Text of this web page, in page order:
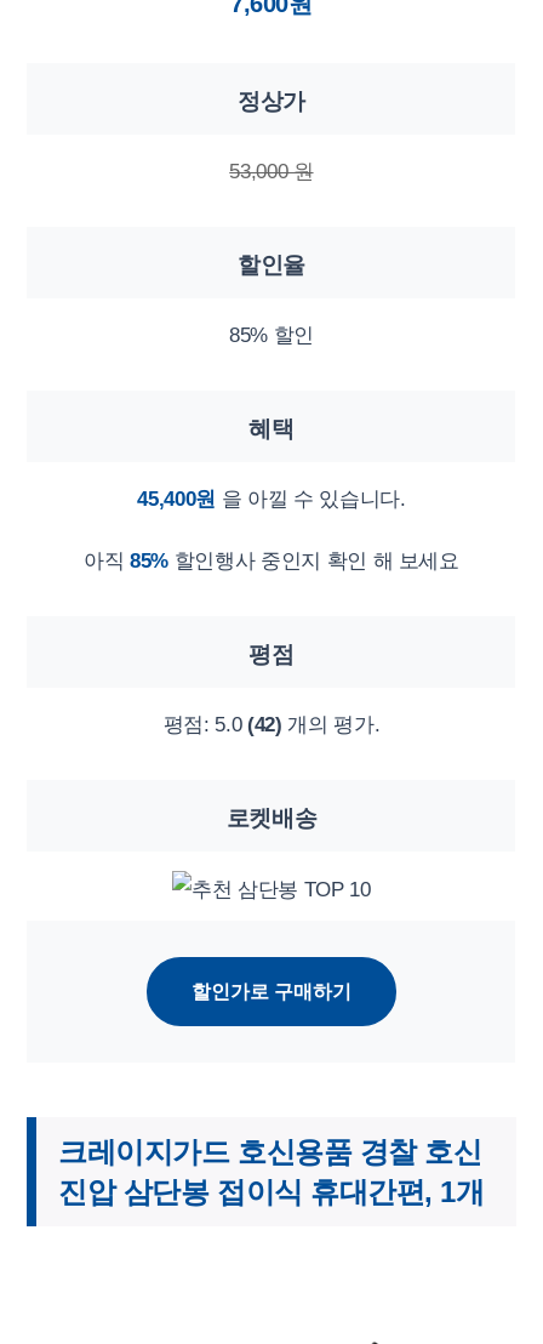
정상가
53,000 원
할인율
85% 할인
혜택
45,400원 을 아낄 수 있습니다.
아직 85%할인행사 중인지 확인 해 보세요
평점
평점: 5.0 (42) 개의 평가.
로켓배송
할인가로 구매하기
크레이지가드 호신용품 경찰 호신
진압 삼단봉 접이식 휴대간편, 1개